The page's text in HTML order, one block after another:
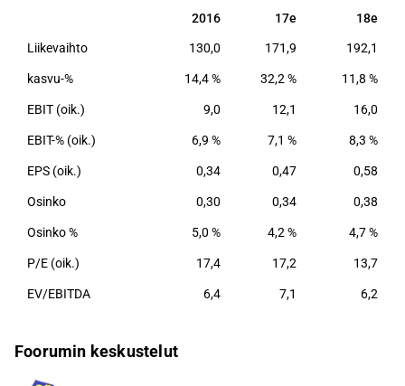
2016 17e 18e
2016 17e 18e
Liikevaihto 130,0 171,9 192,1
kasvu-% 14,4 % 32,2 % 11,8 %
EBIT (oik.) 9,0 12,1 16,0
EBIT-% (oik.) 6,9 % 7,1 % 8,3 %
EPS (oik.) 0,34 0,47 0,58
Osinko 0,30 0,34 0,38
Osinko % 5,0 % 4,2 % 4,7 %
P/E (oik.) 17,4 17,2 13,7
EV/EBITDA 6,4 7,1 6,2
Foorumin keskustelut